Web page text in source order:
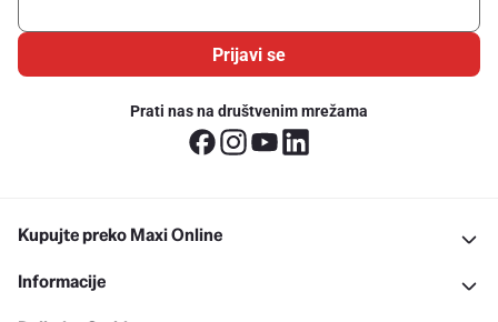
Prijavi se
Prati nas na društvenim mrežama
Kupujte preko Maxi Online
Informacije